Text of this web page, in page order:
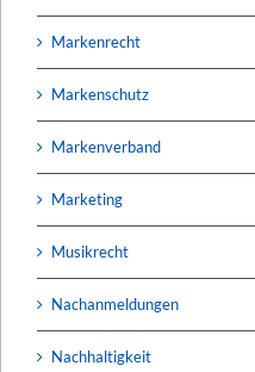
Markenrecht
Markenschutz
Markenverband
Marketing
Musikrecht
Nachanmeldungen
Nachhaltigkeit